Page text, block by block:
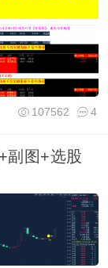
4
107562
图+选股